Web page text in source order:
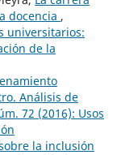
docencia ,
universitarios:
de la
Análisis de
72 (2016): Usos
la inclusión